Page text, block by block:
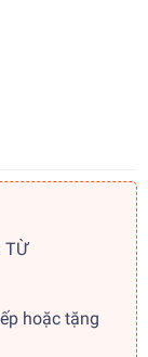
TỪ
hoặc tặng